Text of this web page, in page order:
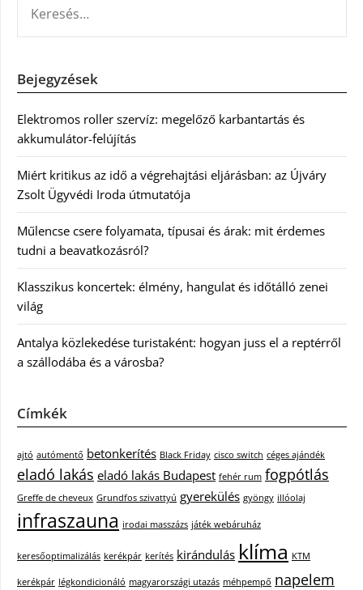
Bejegyzések
Elektromos roller szervíz: megelőző karbantartás és
akkumulátor-felújítás
Miért kritikus az idő a végrehajtási eljárásban: az Újváry
Zsolt Ügyvédi Iroda útmutatója
Műlencse csere folyamata, típusai és árak: mit érdemes
tudni a beavatkozásról?
Klasszikus koncertek: élmény, hangulat és időtálló zenei
világ
Antalya közlekedése turistaként: hogyan juss el a reptérről
a szállodába és a városba?
Címkék
ajtó autómentő betonkerítés Black Friday cisco switch céges ajándék
eladó lakás eladó lakás Budapest fehér rum fogpótlás
Greffe de cheveux Grundfos szivattyú gyerekülés gyöngy illóolaj
infraszauna irodai masszázs játék webáruház
keresőoptimalizálás kerékpár kerítés kirándulás klíma KTM
kerékpár légkondicionáló magyarországi utazás méhpempő napelem